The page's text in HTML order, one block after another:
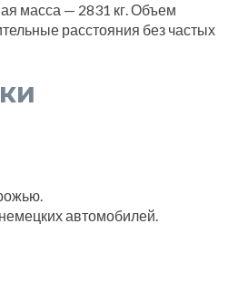
масса — 2831 кг. Объем
расстояния без частых
автомобилей.